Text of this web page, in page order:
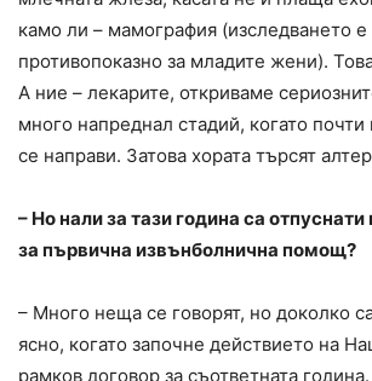
камо ли – мамография (изследването е
противопоказно за младите жени).
А ние – лекарите, откриваме
много напреднал стадий, когато
се направи. Затова хората търсят
– Но нали за тази година са
за първична извънболнична помощ?
– Много неща се говорят, но доколко
ясно, когато започне действието на
рамков договор за съответната